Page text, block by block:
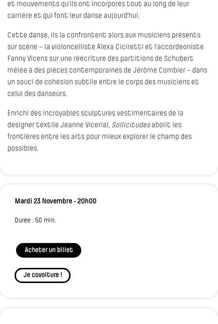
et mouvements qu’ils ont incorporés tout au long de leur
carrière et qui font leur danse aujourd’hui.
Cette danse, ils la confrontent alors aux musiciens présents
sur scène – la violoncelliste Alexa Ciciretti et l’accordéoniste
Fanny Vicens sur une réécriture des partitions de Schubert
mêlée à des pièces contemporaines de Jérôme Combier – dans
un souci de cohésion subtile entre le corps des musiciens et
celui des danseurs.
Enrichi des incroyables sculptures vestimentaires de la
designer textile Jeanne Vicerial, Sollicitudesabolit les
frontières entre les arts pour mieux explorer le champ des
possibles.
Mardi 23 Novembre - 20h00
Durée : 50 min.
Acheter un billet
Je covoiture !